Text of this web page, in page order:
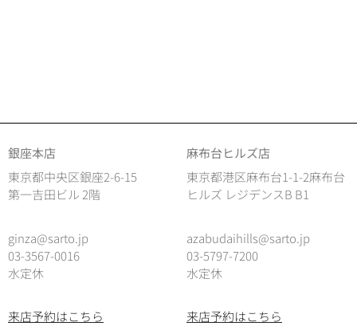
銀座本店
東京都中央区銀座2-6-15
第一吉田ビル 2階
ginza@sarto.jp
03-3567-0016
水定休
来店予約はこちら
麻布台ヒルズ店
東京都港区麻布台1-1-2麻布台
ヒルズ レジデンスB B1
azabudaihills@sarto.jp
03-5797-7200
水定休
来店予約はこちら